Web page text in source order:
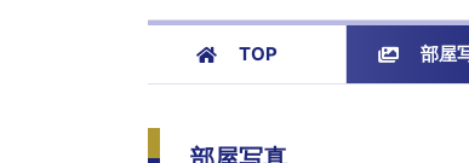
TOP 部屋